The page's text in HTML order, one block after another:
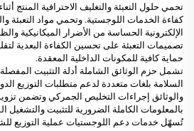
تحمي حلول التعبئة والتغليف الاحترافية المنتج
كفاءة الخدمات اللوجستية. وتحمي مواد التعبئة
الإلكترونية الحساسة من الأضرار الميكانيكية
تصميمات التعبئة على تحسين الكفاءة البعدية
حماية كافية للمكونات الداخلية المعقدة.
تشمل حزم الوثائق الشاملة أدلة التثبيت
السلامة بلغات متعددة لدعم متطلبات التوزيع
والوثائق إجراءات التخليص الجمركي وتضمن
بالمعلومات الكاملة الضرورية للتثبيت والتشغيل
تُسهّل خدمات دعم اللوجستيات عملية التوزيع